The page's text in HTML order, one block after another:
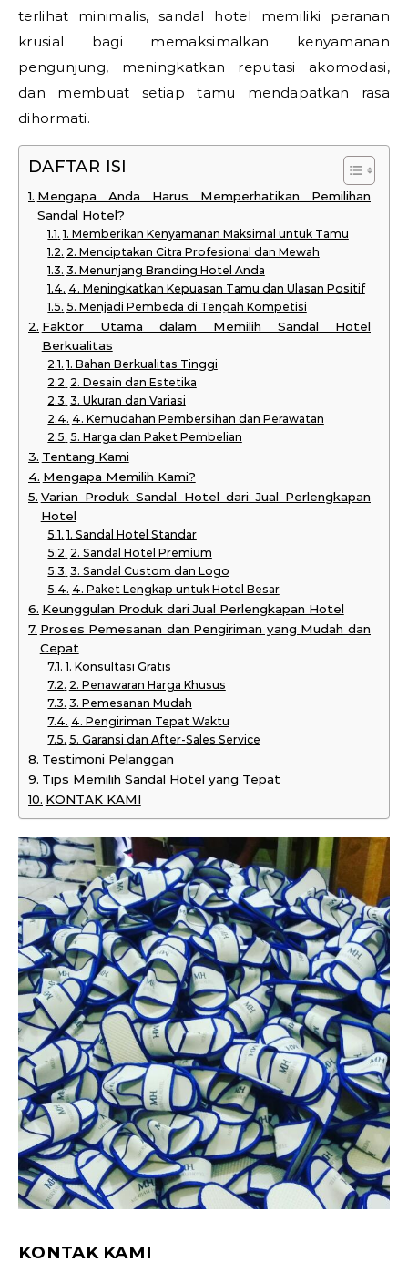
terlihat minimalis, sandal hotel memiliki peranan
krusial bagi memaksimalkan kenyamanan
pengunjung, meningkatkan reputasi akomodasi,
dan membuat setiap tamu mendapatkan rasa
dihormati.
DAFTAR ISI
Mengapa Anda Harus Memperhatikan Pemilihan
Sandal Hotel?
1. Memberikan Kenyamanan Maksimal untuk Tamu
2. Menciptakan Citra Profesional dan Mewah
3. Menunjang Branding Hotel Anda
4. Meningkatkan Kepuasan Tamu dan Ulasan Positif
5. Menjadi Pembeda di Tengah Kompetisi
Faktor Utama dalam Memilih Sandal Hotel
Berkualitas
1. Bahan Berkualitas Tinggi
2. Desain dan Estetika
3. Ukuran dan Variasi
4. Kemudahan Pembersihan dan Perawatan
5. Harga dan Paket Pembelian
Tentang Kami
Mengapa Memilih Kami?
Varian Produk Sandal Hotel dari Jual Perlengkapan
Hotel
1. Sandal Hotel Standar
2. Sandal Hotel Premium
3. Sandal Custom dan Logo
4. Paket Lengkap untuk Hotel Besar
Keunggulan Produk dari Jual Perlengkapan Hotel
Proses Pemesanan dan Pengiriman yang Mudah dan
Cepat
1. Konsultasi Gratis
2. Penawaran Harga Khusus
3. Pemesanan Mudah
4. Pengiriman Tepat Waktu
5. Garansi dan After-Sales Service
Testimoni Pelanggan
Tips Memilih Sandal Hotel yang Tepat
KONTAK KAMI
KONTAK KAMI